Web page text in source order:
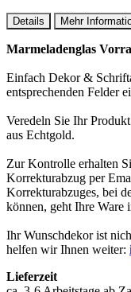
Details Mehr
Marmeladenglas
Einfach Dekor &
entsprechenden Felder
Veredeln Sie Ihr
aus Echtgold.
Zur Kontrolle erhalten
Korrekturabzug per
Korrekturabzuges, bei
können, geht Ihre Ware
Ihr Wunschdekor ist
helfen wir Ihnen weiter:
Lieferzeit